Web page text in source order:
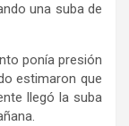
una suba de
ponía presión
estimaron que
llegó la suba